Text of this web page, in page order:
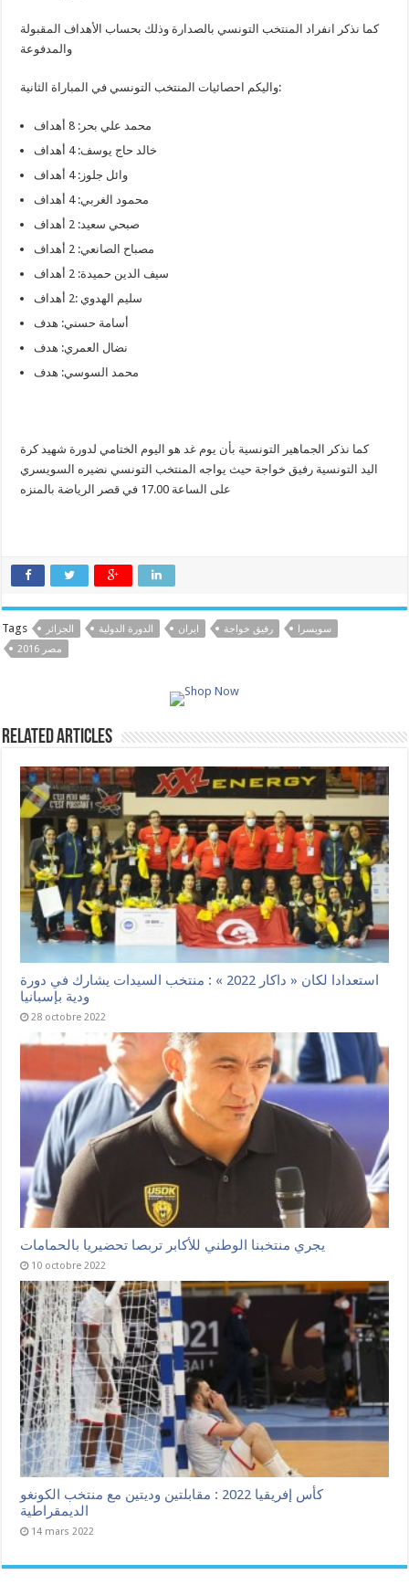
كما نذكر انفراد المنتخب التونسي بالصدارة وذلك بحساب الأهداف المقبولة
والمدفوعة
واليكم احصائيات المنتخب التونسي في المباراة الثانية:
محمد علي بحر: 8 أهداف
خالد حاج يوسف: 4 أهداف
وائل جلوز: 4 أهداف
محمود الغربي: 4 أهداف
صبحي سعيد: 2 أهداف
مصباح الصانعي: 2 أهداف
سيف الدين حميدة: 2 أهداف
سليم الهدوي :2 أهداف
أسامة حسني: هدف
نضال العمري: هدف
محمد السوسي: هدف
كما نذكر الجماهير التونسية بأن يوم غد هو اليوم الختامي لدورة شهيد كرة
اليد التونسية رفيق خواجة حيث يواجه المنتخب التونسي نضيره السويسري
على الساعة 17.00 في قصر الرياضة بالمنزه
Tags الجزائر الدورة الدولية ايران رفيق خواجة
سويسرا
مصر 2016
Related Articles
استعدادا لكان « داكار 2022 » : منتخب السيدات يشارك في دورة
ودية بإسبانيا
28 octobre 2022
يجري منتخبنا الوطني للأكابر تربصا تحضيريا بالحمامات
10 octobre 2022
كأس إفريقيا 2022 : مقابلتين وديتين مع منتخب الكونغو
الديمقراطية
14 mars 2022